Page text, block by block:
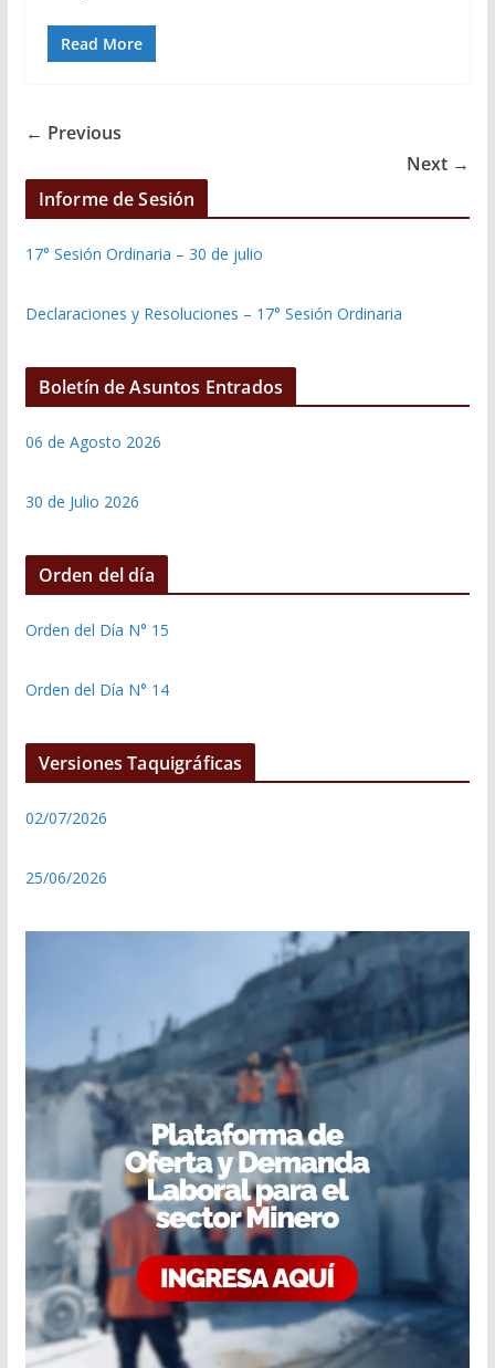
Read More
← Previous
Next →
Informe de Sesión
17° Sesión Ordinaria – 30 de julio
Declaraciones y Resoluciones – 17° Sesión Ordinaria
Boletín de Asuntos Entrados
06 de Agosto 2026
30 de Julio 2026
Orden del día
Orden del Día N° 15
Orden del Día N° 14
Versiones Taquigráficas
02/07/2026
25/06/2026